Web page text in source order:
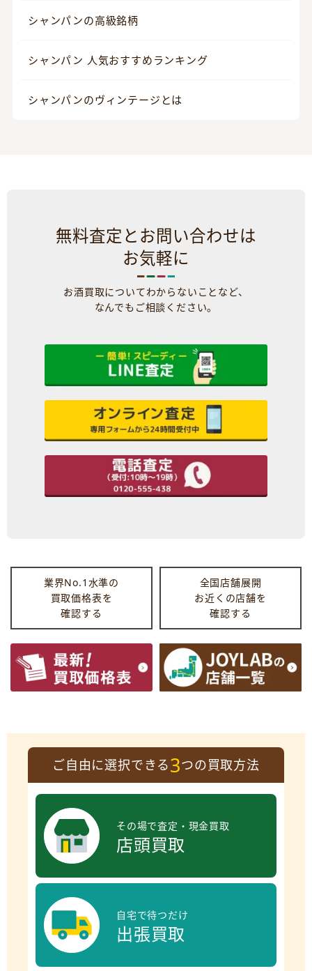
シャンパンの高級銘柄
シャンパン 人気おすすめランキング
シャンパンのヴィンテージとは
無料査定とお問い合わせは
お気軽に
お酒買取についてわからないことなど、
なんでもご相談ください。
業界No.1水準の
買取価格表を
確認する
全国店舗展開
お近くの店舗を
確認する
ご自由に選択できる3つの買取方法
その場で査定・現金買取
店頭買取
自宅で待つだけ
出張買取